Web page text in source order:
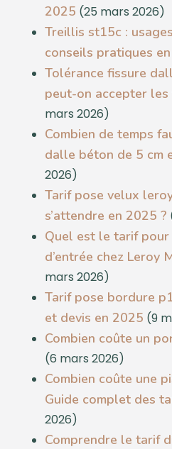
2025 (25 mars 2026)
Treillis st15c :
conseils pratiques
Tolérance fissure
peut-on accepter
mars 2026)
Combien de temps
dalle béton de 5 cm
2026)
Tarif pose velux
s’attendre en 2025 ?
Quel est le tarif pour
d’entrée chez Leroy
mars 2026)
Tarif pose bordure
et devis en 2025 (9
Combien coûte un
(6 mars 2026)
Combien coûte une
Guide complet des
2026)
Comprendre le tarif